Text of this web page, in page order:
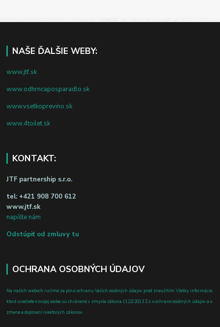
NAŠE ĎALŠIE WEBY:
www.jtf.sk
www.odhrncaposparadlo.sk
www.vsetkoprevino.sk
www.4toilet.sk
KONTAKT:
JTF partnership s.r.o.
tel: +421 908 700 612
www.jtf.sk
napíšte nám
Odstúpiť od zmluvy tu
OCHRANA OSOBNÝCH ÚDAJOV
Na našich weboch ručíme za plnú ochranu Vašich osobných údajov pred zneužitím. Všetky informácie,
ktoré uvediete o svojej osobe, sú chránené v zmysle zákona č.122/2013 Z.z. o ochrane osobných údajov a o
zmene a doplnení niektorých zákonov.